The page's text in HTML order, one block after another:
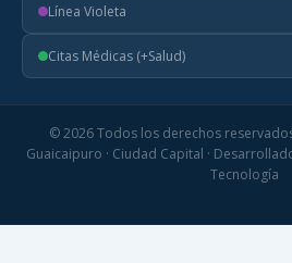
Línea Violeta
Citas Médicas (+Salud)
© 2026 Todos los derechos
Guaicaipuro · Ciudad Capital ·
Tecnología